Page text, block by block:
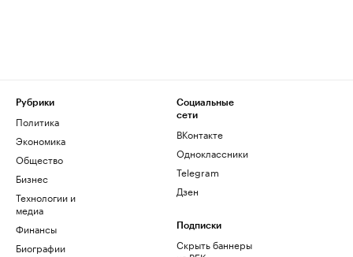
Рубрики
Политика
Экономика
Общество
Бизнес
Технологии и
медиа
Финансы
Биографии
Социальные
сети
ВКонтакте
Одноклассники
Telegram
Дзен
Подписки
Скрыть баннеры